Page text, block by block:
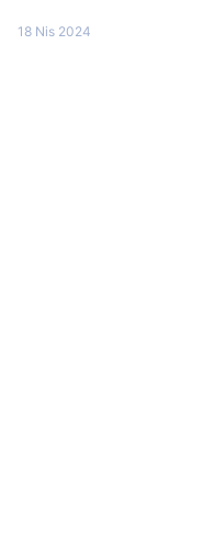
18 Nis 2024